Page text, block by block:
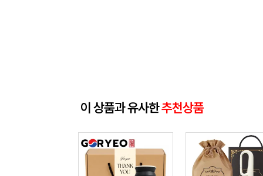
이 상품과 유사한추천상품